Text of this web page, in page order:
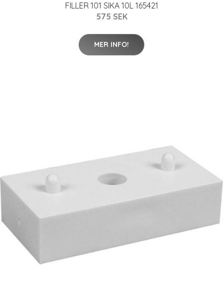
FILLER 101 SIKA 10L 165421
575 SEK
MER INFO!